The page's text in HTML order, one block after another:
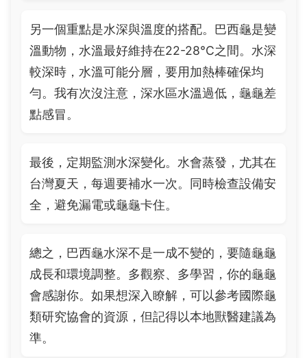
另一個重點是水深與溫度的搭配。巴西龜是變
溫動物，水溫最好維持在22-28°C之間。水深
較深時，水溫可能分層，要用加熱棒確保均
勻。我有次沒注意，深水區水溫過低，龜龜差
點感冒。
最後，定期監測水深變化。水會蒸發，尤其在
台灣夏天，每週要補水一次。同時檢查設備安
全，避免漏電或龜龜卡住。
總之，巴西龜水深不是一成不變的，要隨龜龜
成長和環境調整。多觀察、多學習，你的龜龜
會感謝你。如果想深入瞭解，可以參考國際龜
類研究協會的資源，但記得以本地獸醫建議為
準。